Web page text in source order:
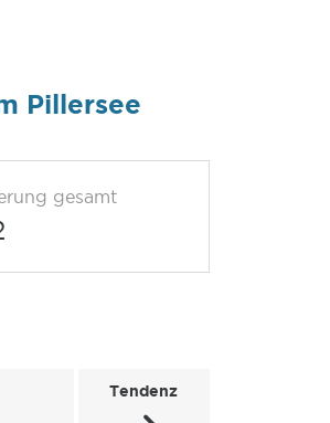
Pillersee
gesamt
Tendenz